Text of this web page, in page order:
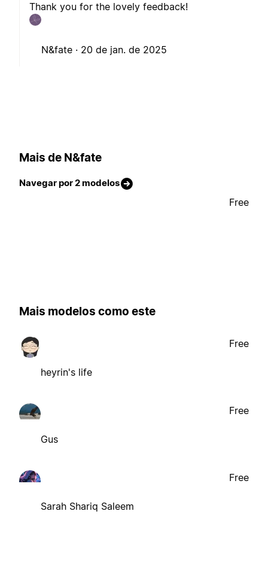
Thank you for the lovely feedback!
N&fate · 20 de jan. de 2025
Mais de N&fate
Navegar por 2 modelos
Free
Mais modelos como este
heyrin's life
Free
Gus
Free
Sarah Shariq Saleem
Free